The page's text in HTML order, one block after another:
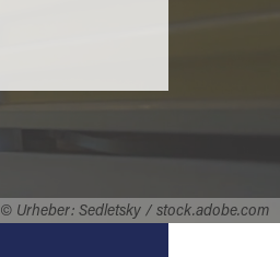
© Urheber: Sedletsky / stock.adobe.com